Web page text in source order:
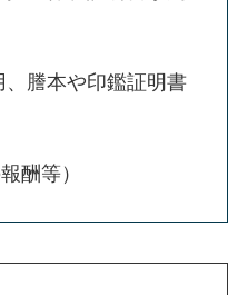
謄本や印鑑証明書
酬等）